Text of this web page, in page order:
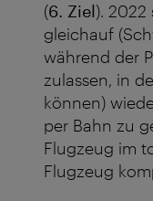
(6. Ziel). 2022
gleichauf
während der
zulassen, in
können)
per Bahn zu
Flugzeug im
Flugzeug